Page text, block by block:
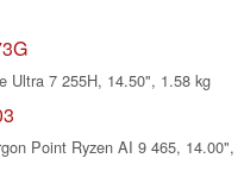
Ultra 7 255H, 14.50", 1.58 kg
Point Ryzen AI 9 465, 14.00",